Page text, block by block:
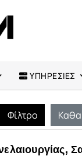
ΥΠΗΡΕΣΙΕΣ
Φίλτρο